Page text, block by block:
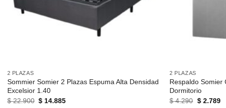
2 PLAZAS
Sommier Somier 2 Plazas Espuma Alta Densidad
Excelsior 1.40
$22.900 El
$ 14.885El
2 PLAZAS
Respaldo Somier
Dormitorio
$4.290 El
$2.789El